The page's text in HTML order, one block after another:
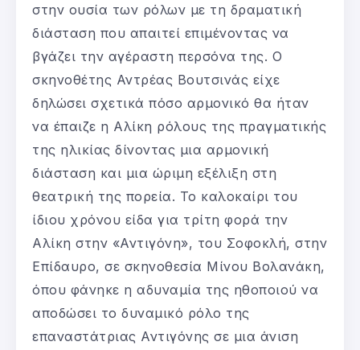
στην ουσία των ρόλων με τη δραματική
διάσταση που απαιτεί επιμένοντας να
βγάζει την αγέραστη περσόνα της. Ο
σκηνοθέτης Αντρέας Βουτσινάς είχε
δηλώσει σχετικά πόσο αρμονικό θα ήταν
να έπαιζε η Αλίκη ρόλους της πραγματικής
της ηλικίας δίνοντας μια αρμονική
διάσταση και μια ώριμη εξέλιξη στη
θεατρική της πορεία. Το καλοκαίρι του
ίδιου χρόνου είδα για τρίτη φορά την
Αλίκη στην «Αντιγόνη», του Σοφοκλή, στην
Επίδαυρο, σε σκηνοθεσία Μίνου Βολανάκη,
όπου φάνηκε η αδυναμία της ηθοποιού να
αποδώσει το δυναμικό ρόλο της
επαναστάτριας Αντιγόνης σε μια άνιση